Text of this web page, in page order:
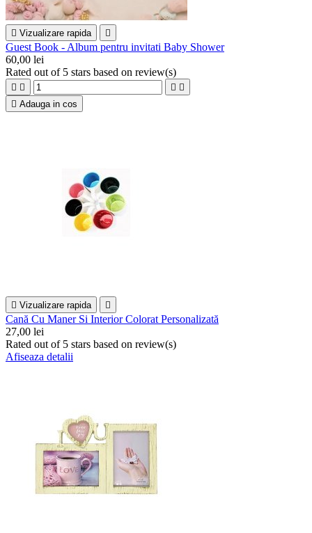
 Vizualizare rapida 
Guest Book - Album pentru invitati Baby Shower
60,00 lei
Rated out of 5 stars based on review(s)
   
 Adauga in cos
 Vizualizare rapida 
Cană Cu Maner Si Interior Colorat Personalizată
27,00 lei
Rated out of 5 stars based on review(s)
Afiseaza detalii